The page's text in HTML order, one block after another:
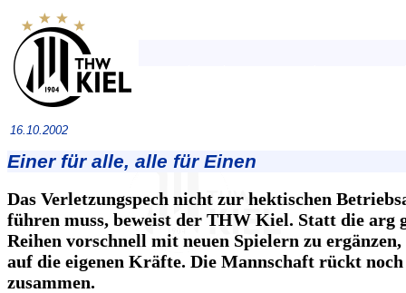
16.10.2002
Einer für alle, alle für Einen
Das Verletzungspech nicht zur hektischen
führen muss, beweist der THW Kiel. Statt die arg
Reihen vorschnell mit neuen Spielern zu
auf die eigenen Kräfte. Die Mannschaft rückt noch
zusammen.